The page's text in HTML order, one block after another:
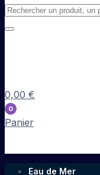
0,00 €
0
Panier
Eau de Mer